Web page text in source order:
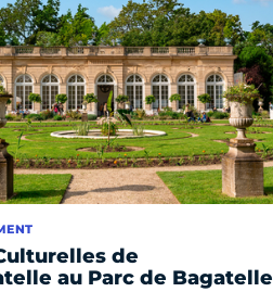
de
au Parc de Bagatelle